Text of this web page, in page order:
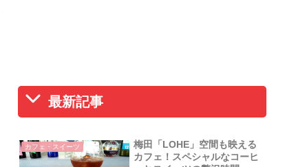
最新記事
カフェ・スイーツ
梅田「LOHE」空間も映える
カフェ！スペシャルなコーヒ